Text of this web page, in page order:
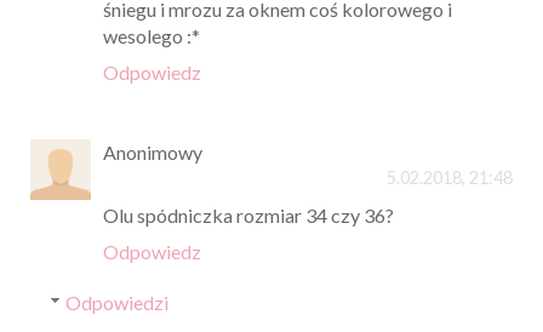
śniegu i mrozu za oknem coś kolorowego i
wesolego :*
Odpowiedz
Anonimowy
5.02.2018, 21:48
Olu spódniczka rozmiar 34 czy 36?
Odpowiedz
Odpowiedzi